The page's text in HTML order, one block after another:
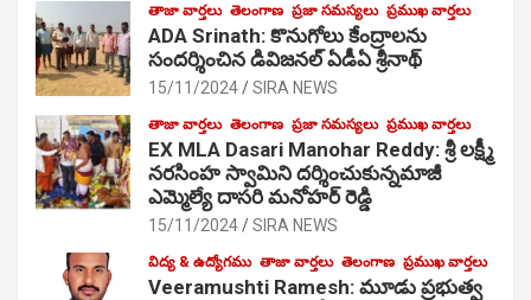
తాజా వార్తలు తెలంగాణ ప్రజా సమస్యలు ప్రముఖ వార్తలు
ADA Srinath: కొనుగోలు కేంద్రాల‌ను
సంద‌ర్శించిన డివిజనల్ ఏడీఏ శ్రీనాథ్
15/11/2024 SIRA NEWS
తాజా వార్తలు తెలంగాణ ప్రజా సమస్యలు ప్రముఖ వార్తలు
EX MLA Dasari Manohar Reddy: శ్రీ లక్ష్మీ
నరసింహ స్వామిని దర్శించుకున్నమాజీ
ఎమ్మెల్యే దాసరి మనోహర్ రెడ్డి
15/11/2024 SIRA NEWS
విద్య & ఉద్యోగము తాజా వార్తలు తెలంగాణ ప్రముఖ వార్తలు
Veeramushti Ramesh: మూడు ప్రభుత్వ